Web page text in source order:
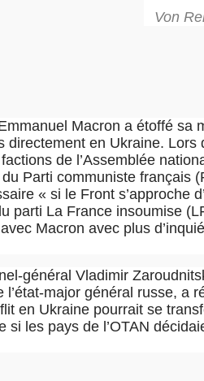
Von
Macron a étoffé sa
directement en Ukraine. Lors
de l’Assemblée
Parti communiste français
« si le Front s’approche
parti La France insoumise
Macron avec plus
général Vladimir
l’état-major général russe, a
en Ukraine pourrait se
si les pays de l’OTAN